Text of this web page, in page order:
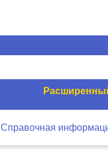
Справочная